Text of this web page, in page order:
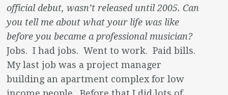
official debut, wasn’t released until 2005. Can
you tell me about what your life was like
before you became a professional musician?
Jobs. I had jobs. Went to work. Paid bills.
My last job was a project manager
building an apartment complex for low